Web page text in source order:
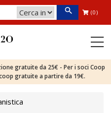
(0)
gratuite da 25€ - Per i soci Coop
gratuite a partire da 19€.